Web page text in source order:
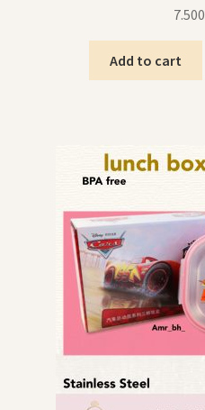
7.500
Add to cart